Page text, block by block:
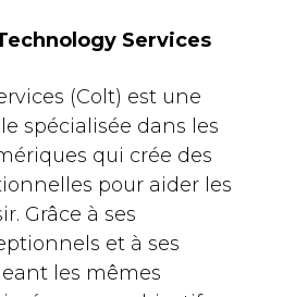
Services
(Colt) est une
spécialisée dans les
qui crée des
pour aider les
Grâce à ses
et à ses
les mêmes